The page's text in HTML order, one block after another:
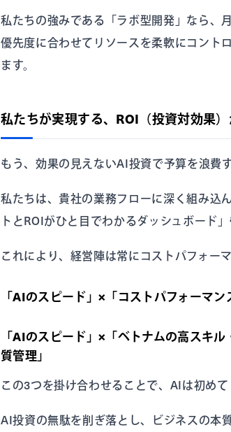
私たちの強みである「ラボ型開発」なら、
優先度に合わせてリソースを柔軟にコント
ます。
私たちが実現する、ROI（投資対効果
もう、効果の見えないAI投資で予算を浪費
私たちは、貴社の業務フローに深く組み込
トとROIがひと目でわかるダッシュボード」
これにより、経営陣は常にコストパフォー
「AIのスピード」×「コストパフォーマン
「AIのスピード」×「ベトナムの高スキ
質管理」
この3つを掛け合わせることで、AIは初め
AI投資の無駄を削ぎ落とし、ビジネスの本